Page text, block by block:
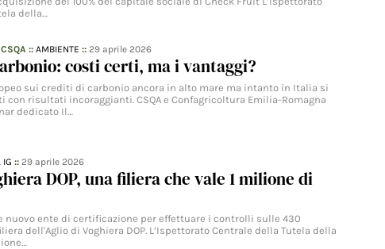
della…
::AMBIENTE ::29 aprile 2026
costi certi, ma i vantaggi?
sui crediti di carbonio ancora in alto mare ma intanto in Italia si
con risultati incoraggianti. CSQA e Confagricoltura Emilia-Romagna
dedicato Il…
IG ::29 aprile 2026
DOP, una filiera che vale 1 milione di
nuovo ente di certificazione per effettuare i controlli sulle 430
dell'Aglio di Voghiera DOP. L’Ispettorato Centrale della Tutela della